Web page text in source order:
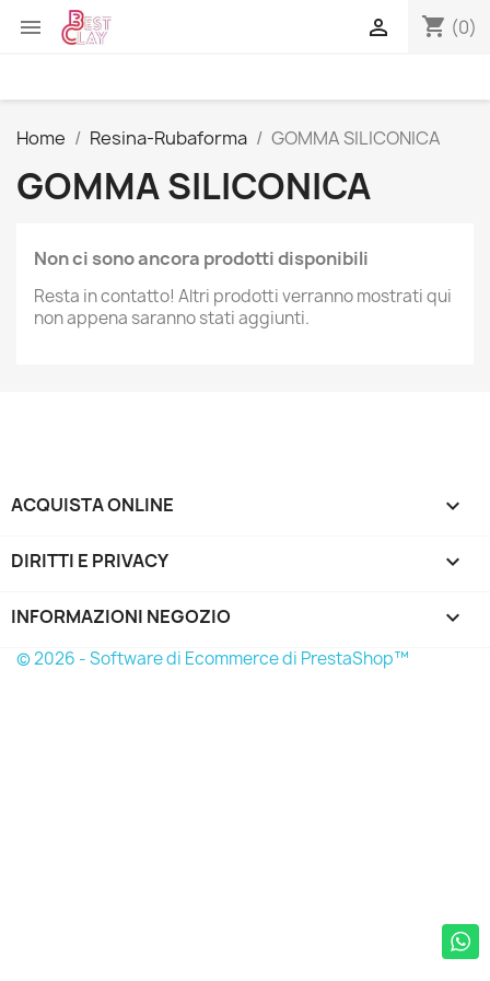
 shopping_cart (0)

Home Resina-Rubaforma GOMMA SILICONICA
GOMMA SILICONICA
Non ci sono ancora prodotti disponibili
Resta in contatto! Altri prodotti verranno mostrati qui
non appena saranno stati aggiunti.
ACQUISTA ONLINE 
DIRITTI E PRIVACY 
INFORMAZIONI NEGOZIO keyboard_arrow_down
© 2026 - Software di Ecommerce di PrestaShop™